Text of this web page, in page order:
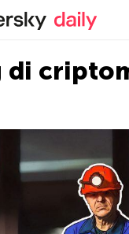
Blog ufficiale
di